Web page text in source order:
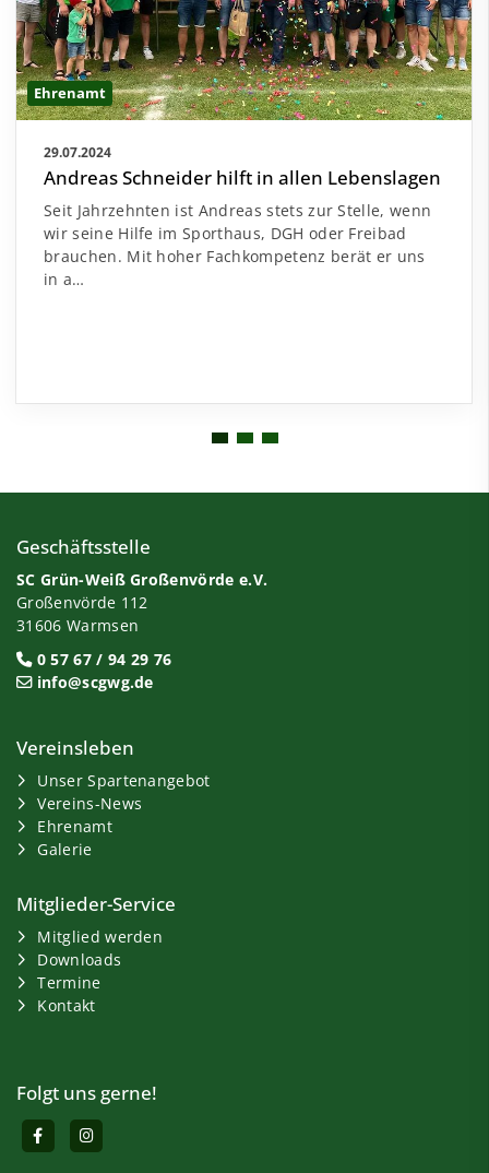
Ehrenamt
29.07.2024
Andreas Schneider hilft in allen Lebenslagen
Seit Jahrzehnten ist Andreas stets zur Stelle, wenn
wir seine Hilfe im Sporthaus, DGH oder Freibad
brauchen. Mit hoher Fachkompetenz berät er uns
in a…
Geschäftsstelle
SC Grün-Weiß Großenvörde e.V.
Großenvörde 112
31606 Warmsen
0 57 67 / 94 29 76
info@scgwg.de
Vereinsleben
Unser Spartenangebot
Vereins-News
Ehrenamt
Galerie
Mitglieder-Service
Mitglied werden
Downloads
Termine
Kontakt
Folgt uns gerne!